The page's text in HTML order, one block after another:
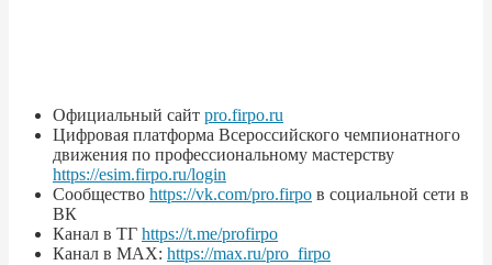
Официальный сайт pro.firpo.ru
Цифровая платформа Всероссийского чемпионатного
движения по профессиональному мастерству
https://esim.firpo.ru/login
Сообщество https://vk.com/pro.firpo в социальной сети в
ВК
Канал в ТГ https://t.me/profirpo
Канал в MAX: https://max.ru/pro_firpo